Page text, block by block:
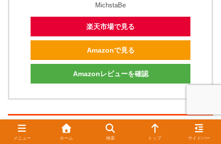
MichstaBe
楽天市場で見る
Amazonで見る
Amazonレビューを確認
スペック
メニュー ホーム 検索 トップ サイドバー